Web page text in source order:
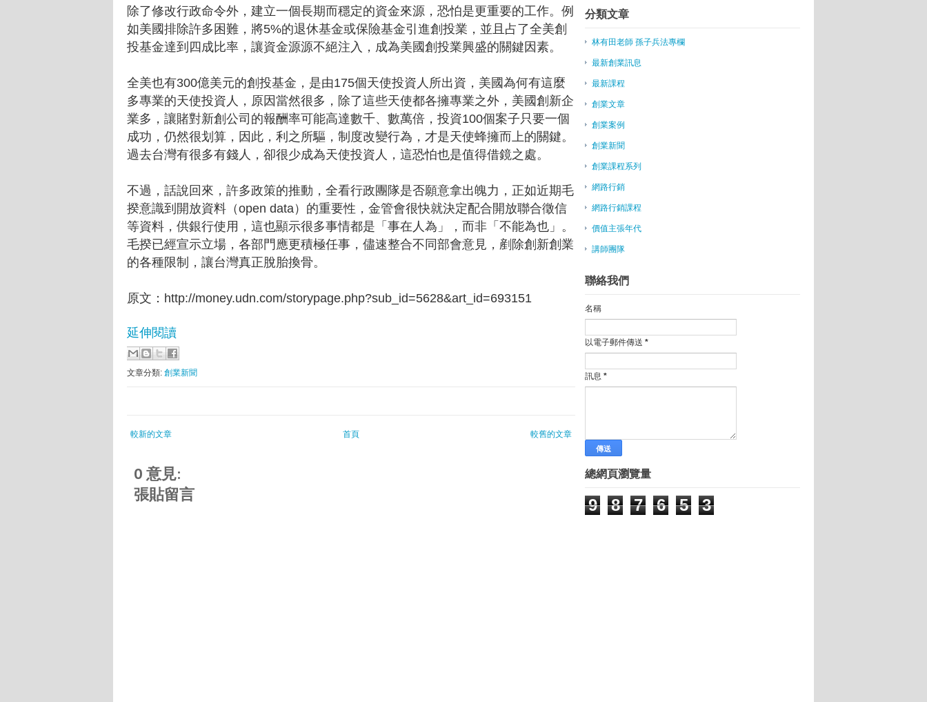
噗浪創辦人雲惟彬：創業成功兩大要素──具備技術專長、挫折復原力
從Intel到Maker創新，潘昊：「沒人保證每個創業都成功，但誰知道會不會遇到下
一個蘋果？」
[創業與管理]決斷力之虛實篇
主修中國文學的日本女生，遇見韓國金融業的外國男生：一起到台灣創業、實現夢
想
賈伯斯之後，你一定要認識的創業家：伊隆．馬斯克
預見未來 國發會：新創企業主題館6月登場
這是年輕人創業的最好時代
昔日網癮少年 今與總理談創業
來去台東，百萬創業金圓夢
【社企流】學業和創業不必二選一，留在學校也能實踐創業夢！
e27創業資源交流平台 立足新加坡放眼全亞洲
創業不是只做自己高興的產品
Paypal創辦人首度來台，5大創業觀點引共鳴
創業管理
Paypal之父 16日將談創業
中年創業 退休媽媽兩年磨一店
哈燒觀點／念完大學再創業 公司生命線比較長
《創業》文摘 / 乏人問津是成功必經的道路
創新創業 科技部2年育成34家公司
微型創業－樸鹿集嚴選有機食品 吃出健康
2年前砸30萬創業 華裔工程師靠橡皮筋年賺12億營收
讓創業者寧願「蓉漂」也不願離開
除了修改行政命令外，建立一個長期而穩定的資金來源，恐怕是更重要的工作。例
如美國排除許多困難，將5%的退休基金或保險基金引進創投業，並且占了全美創
投基金達到四成比率，讓資金源源不絕注入，成為美國創投業興盛的關鍵因素。
全美也有300億美元的創投基金，是由175個天使投資人所出資，美國為何有這麼
多專業的天使投資人，原因當然很多，除了這些天使都各擁專業之外，美國創新企
業多，讓賭對新創公司的報酬率可能高達數千、數萬倍，投資100個案子只要一個
成功，仍然很划算，因此，利之所驅，制度改變行為，才是天使蜂擁而上的關鍵。
過去台灣有很多有錢人，卻很少成為天使投資人，這恐怕也是值得借鏡之處。
不過，話說回來，許多政策的推動，全看行政團隊是否願意拿出魄力，正如近期毛
揆意識到開放資料（open data）的重要性，金管會很快就決定配合開放聯合徵信
等資料，供銀行使用，這也顯示很多事情都是「事在人為」，而非「不能為也」。
毛揆已經宣示立場，各部門應更積極任事，儘速整合不同部會意見，剷除創新創業
的各種限制，讓台灣真正脫胎換骨。
原文：http://money.udn.com/storypage.php?sub_id=5628&art_id=693151
延伸閱讀
文章分類: 創業新聞
較新的文章 較舊的文章
首頁
0 意見:
張貼留言
分類文章
林有田老師 孫子兵法專欄
最新創業訊息
最新課程
創業文章
創業案例
創業新聞
創業課程系列
網路行銷
網路行銷課程
價值主張年代
講師團隊
聯絡我們
名稱
以電子郵件傳送 *
訊息 *
總網頁瀏覽量
9 8 7 6 5 3